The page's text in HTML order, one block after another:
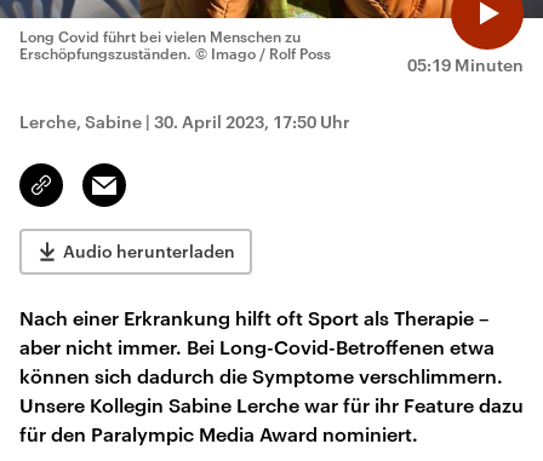
05:19 Minuten
Long Covid führt bei vielen Menschen zu
Erschöpfungszuständen. © Imago / Rolf Poss
Lerche, Sabine | 30. April 2023, 17:50 Uhr
Link
kopieren/teilen
Email
Audio herunterladen
Nach einer Erkrankung hilft oft Sport als Therapie –
aber nicht immer. Bei Long-Covid-Betroffenen etwa
können sich dadurch die Symptome verschlimmern.
Unsere Kollegin Sabine Lerche war für ihr Feature dazu
für den Paralympic Media Award nominiert.